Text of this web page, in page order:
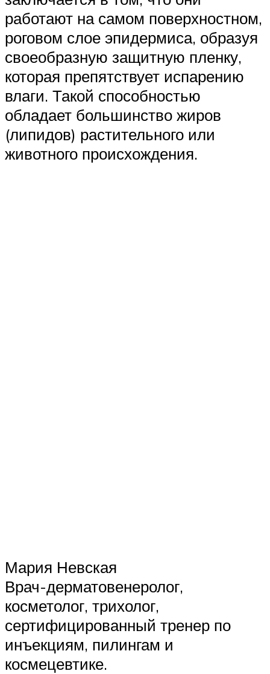
работают на самом поверхностном,
роговом слое эпидермиса, образуя
своеобразную защитную пленку,
которая препятствует испарению
влаги. Такой способностью
обладает большинство жиров
(липидов) растительного или
животного происхождения.
Мария Невская
Врач-дерматовенеролог,
косметолог, трихолог,
сертифицированный тренер по
инъекциям, пилингам и
космецевтике.